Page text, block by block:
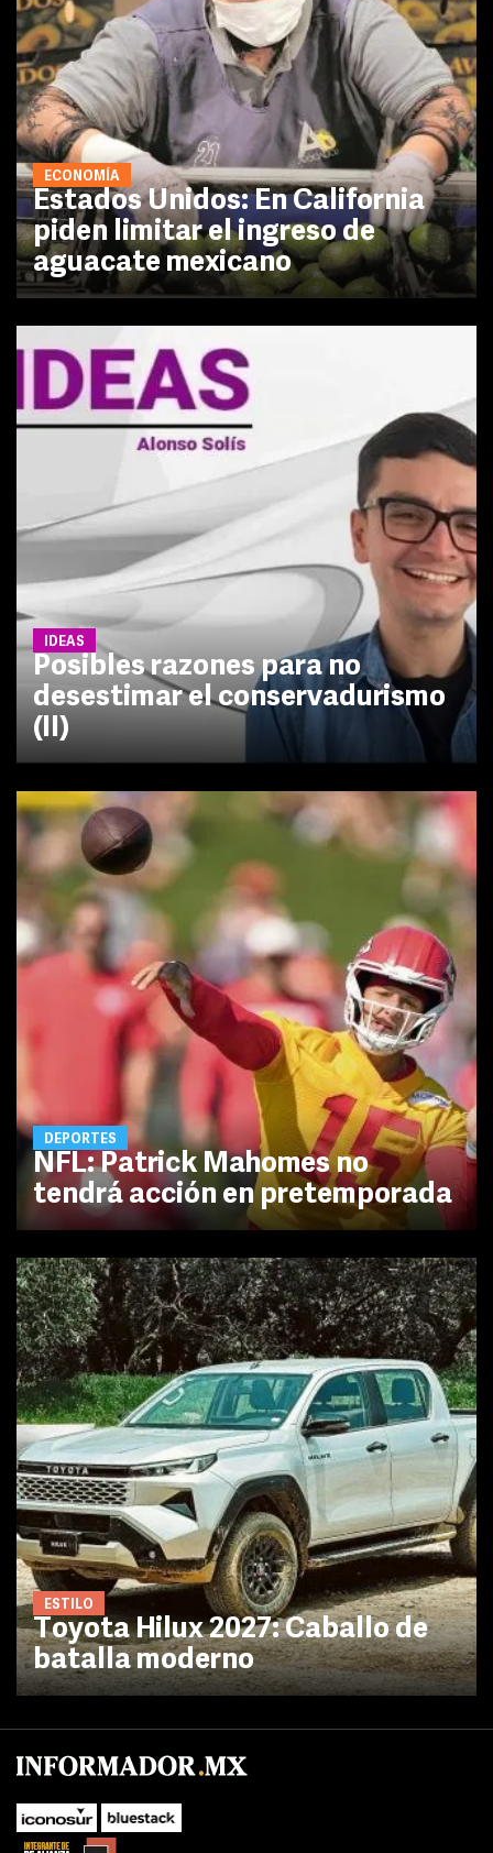
ECONOMÍA
Estados Unidos: En California
piden limitar el ingreso de
aguacate mexicano
IDEAS
Posibles razones para no
desestimar el conservadurismo
(II)
DEPORTES
NFL: Patrick Mahomes no
tendrá acción en pretemporada
ESTILO
Toyota Hilux 2027: Caballo de
batalla moderno